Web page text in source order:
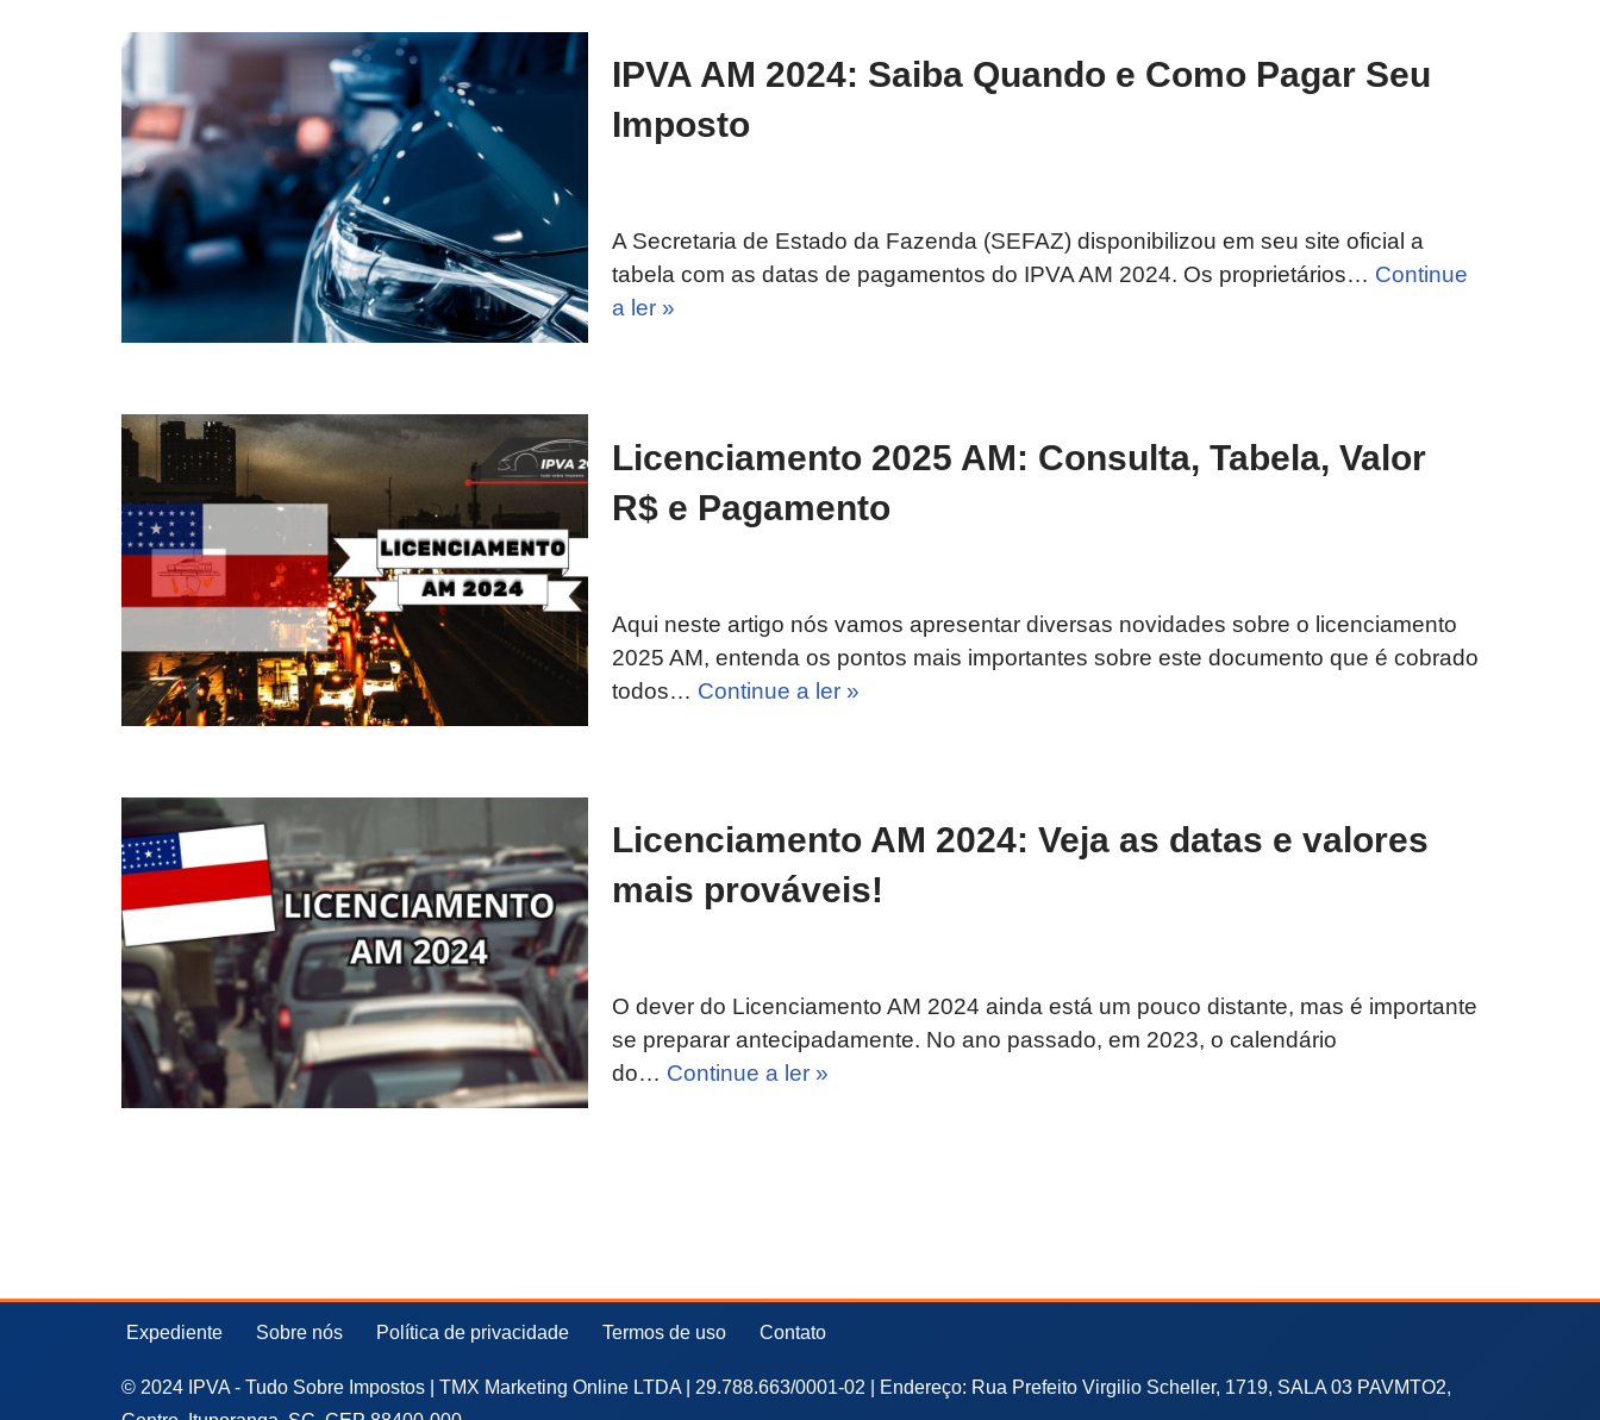
IPVA AM 2024: Saiba Quando e Como Pagar Seu
Imposto
A Secretaria de Estado da Fazenda (SEFAZ) disponibilizou em seu site oficial a
tabela com as datas de pagamentos do IPVA AM 2024. Os proprietários… Continue
a ler »
Licenciamento 2025 AM: Consulta, Tabela, Valor
R$ e Pagamento
Aqui neste artigo nós vamos apresentar diversas novidades sobre o licenciamento
2025 AM, entenda os pontos mais importantes sobre este documento que é cobrado
todos… Continue a ler »
Licenciamento AM 2024: Veja as datas e valores
mais prováveis!
O dever do Licenciamento AM 2024 ainda está um pouco distante, mas é importante
se preparar antecipadamente. No ano passado, em 2023, o calendário
do… Continue a ler »
Expediente Sobre nós Política de privacidade Termos de uso Contato
© 2024 IPVA - Tudo Sobre Impostos | TMX Marketing Online LTDA | 29.788.663/0001-02 | Endereço: Rua Prefeito Virgilio Scheller, 1719, SALA 03 PAVMTO2,